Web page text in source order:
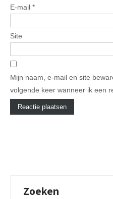
E-mail *
Site
Mijn naam, e-mail en site
volgende keer wanneer ik een
Zoeken